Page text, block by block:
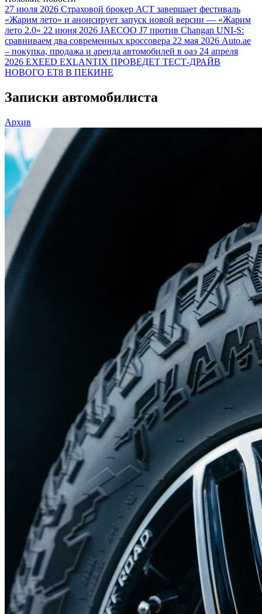
27 июля 2026 Страховой брокер АСТ завершает фестиваль
«Жарим лето» и анонсирует запуск новой версии — «Жарим
лето 2.0» 22 июня 2026 JAECOO J7 против Changan UNI-S:
сравниваем два современных кроссовера 22 мая 2026 Auto.ae
– покупка, продажа и аренда автомобилей в оаэ 24 апреля
2026 EXEED EXLANTIX ПРОВЕДЕТ ТЕСТ-ДРАЙВ
НОВОГО ET8 В ПЕКИНЕ
Записки автомобилиста
Архив